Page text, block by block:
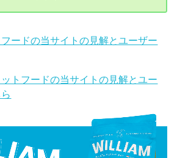
ードの当サイトの見解とユーザー
トフードの当サイトの見解とユー